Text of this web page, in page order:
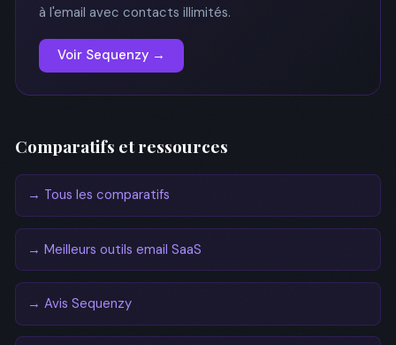
à l'email avec contacts illimités.
Voir Sequenzy →
Comparatifs et ressources
→ Tous les comparatifs
→ Meilleurs outils email SaaS
→ Avis Sequenzy